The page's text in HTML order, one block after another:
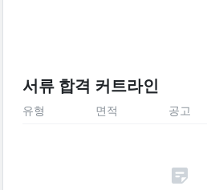
서류 합격 커트라인
유형 면적 공고